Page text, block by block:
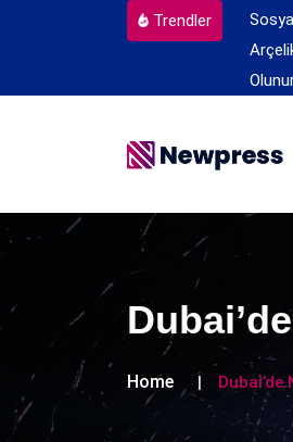
Trendler
Home Dubai’de